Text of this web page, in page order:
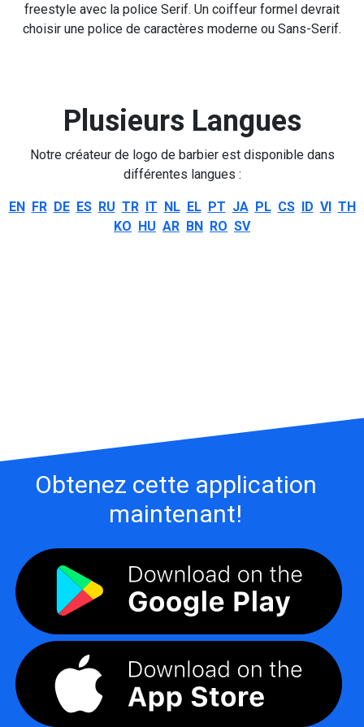
freestyle avec la police Serif. Un coiffeur formel devrait
choisir une police de caractères moderne ou Sans-Serif.
Plusieurs Langues
Notre créateur de logo de barbier est disponible dans
différentes langues :
EN FR DE ES RU TR IT NL EL PT JA PL CS ID VI TH
KO HU AR BN RO SV
Obtenez cette application
maintenant!